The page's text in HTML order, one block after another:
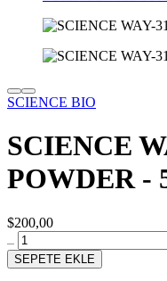
SCIENCE BIO
SCIENCE
POWDER -
$200,00
SEPETE EKLE